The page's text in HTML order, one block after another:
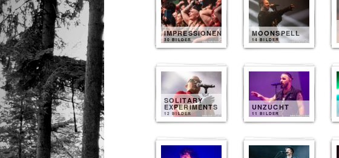
IMPRESSIONEN
30 BILDER
MOONSPELL
14 BILDER
SOLITARY
EXPERIMENTS
12 BILDER
UNZUCHT
11 BILDER